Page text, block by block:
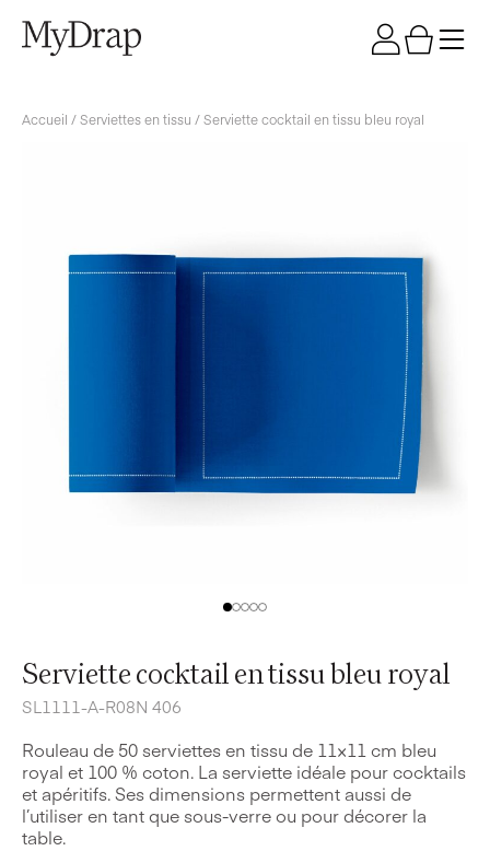
Accueil /Serviettes en tissu / Serviette cocktail en tissu bleu royal
Serviette cocktail en tissu bleu royal
SL1111-A-R08N 406
Rouleau de 50 serviettes en tissu de 11×11 cm bleu
royal et 100 % coton. La serviette idéale pour cocktails
et apéritifs. Ses dimensions permettent aussi de
l’utiliser en tant que sous-verre ou pour décorer la
table.